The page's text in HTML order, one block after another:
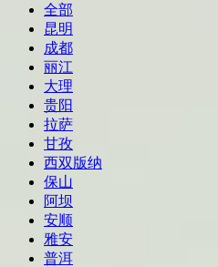
全部
昆明
成都
丽江
大理
贵阳
拉萨
甘孜
西双版纳
保山
阿坝
安顺
雅安
普洱